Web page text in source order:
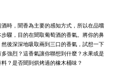
時，聞香為主要的感知方式，所以在品嚐
驟，目的在聞取葡萄酒的香氣。將你的鼻
後深深地吸取兩到三口的香氣，試想一下
強烈？這香氣讓你聯想到什麼？水果或是
？是否聞到烘烤過的橡木桶味？